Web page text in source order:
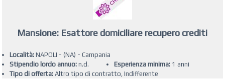
Mansione: Esattore domiciliare recupero crediti
Località:NAPOLI - (NA) - Campania
Stipendio lordo annuo:n.d. Esperienza minima:1 anni
Tipo di offerta:Altro tipo di contratto, Indifferente